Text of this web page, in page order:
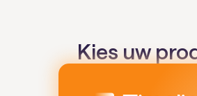
Kies uw